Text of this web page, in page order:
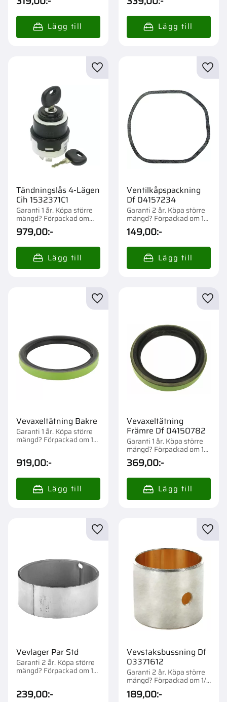
Tändningslås 4-Lägen
Cih 1532371C1
Garanti 1 år. Köpa större
mängd? Förpackad om
1/50 st.
979,00:-
Lägg till i favoriter
Ventilkåpspackning
Df 04157234
Garanti 2 år. Köpa större
mängd? Förpackad om 1
st.
149,00:-
Vevaxeltätning Bakre
Garanti 1 år. Köpa större
mängd? Förpackad om 1
919,00:-
Lägg till i favoriter
Vevaxeltätning
Främre Df 04150782
Garanti 1 år. Köpa större
mängd? Förpackad om 1
st.
369,00:-
Vevlager Par Std
Garanti 2 år. Köpa större
mängd? Förpackad om 1
239,00:-
Lägg till i favoriter
Vevstaksbussning Df
03371612
Garanti 2 år. Köpa större
mängd? Förpackad om 1/1
st.
189,00:-